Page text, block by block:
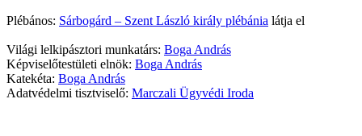
Plébános: Sárbogárd – Szent László király plébánia látja el
Világi lelkipásztori munkatárs: Boga András
Képviselőtestületi elnök: Boga András
Katekéta: Boga András
Adatvédelmi tisztviselő: Marczali Ügyvédi Iroda